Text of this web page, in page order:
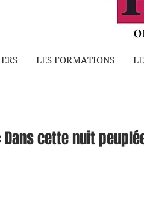
LES FORMATIONS
Dans cette nuit